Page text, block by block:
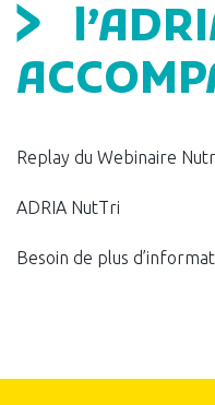
Replay du Webinaire
ADRIA NutTri
Besoin de plus